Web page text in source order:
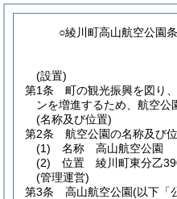
○綾川町高山航空公園
(設置)
第1条
町の観光振興を図り
ンを増進するため、航空公
(名称及び位置)
第2条
航空公園の名称及び
(1)
名称 高山航空公園
(2)
位置 綾川町東分乙
(管理運営)
第3条
高山航空公園(以下「